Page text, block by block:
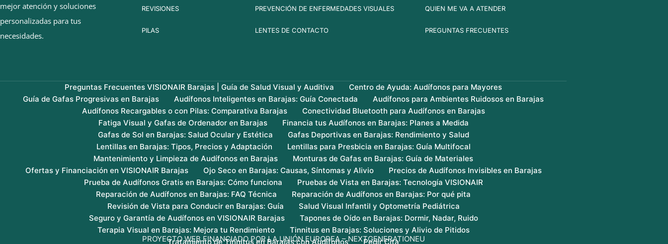
mejor atención y soluciones
personalizadas para tus
necesidades.
REVISIONES
PILAS
PREVENCIÓN DE ENFERMEDADES VISUALES
LENTES DE CONTACTO
QUIEN ME VA A ATENDER
PREGUNTAS FRECUENTES
Preguntas Frecuentes VISIONAIR Barajas | Guía de Salud Visual y Auditiva
Centro de Ayuda: Audífonos para Mayores
Guía de Gafas Progresivas en Barajas
Audífonos Inteligentes en Barajas: Guía Conectada
Audífonos para Ambientes Ruidosos en Barajas
Audífonos Recargables o con Pilas: Comparativa Barajas
Conectividad Bluetooth para Audífonos en Barajas
Fatiga Visual y Gafas de Ordenador en Barajas
Financia tus Audífonos en Barajas: Planes a Medida
Gafas de Sol en Barajas: Salud Ocular y Estética
Gafas Deportivas en Barajas: Rendimiento y Salud
Lentillas en Barajas: Tipos, Precios y Adaptación
Lentillas para Presbicia en Barajas: Guía Multifocal
Mantenimiento y Limpieza de Audífonos en Barajas
Monturas de Gafas en Barajas: Guía de Materiales
Ofertas y Financiación en VISIONAIR Barajas
Ojo Seco en Barajas: Causas, Síntomas y Alivio
Precios de Audífonos Invisibles en Barajas
Prueba de Audífonos Gratis en Barajas: Cómo funciona
Pruebas de Vista en Barajas: Tecnología VISIONAIR
Reparación de Audífonos en Barajas: FAQ Técnica
Reparación de Audífonos en Barajas: Por qué pita
Revisión de Vista para Conducir en Barajas: Guía
Salud Visual Infantil y Optometría Pediátrica
Seguro y Garantía de Audífonos en VISIONAIR Barajas
Tapones de Oído en Barajas: Dormir, Nadar, Ruido
Terapia Visual en Barajas: Mejora tu Rendimiento
Tinnitus en Barajas: Soluciones y Alivio de Pitidos
Tratamiento de Tinnitus en Barajas con Audífonos
Pedir Cita
PROYECTO WEB FINANCIADO POR LA UNIÓN EUROPEA – NEXTGENERATIONEU